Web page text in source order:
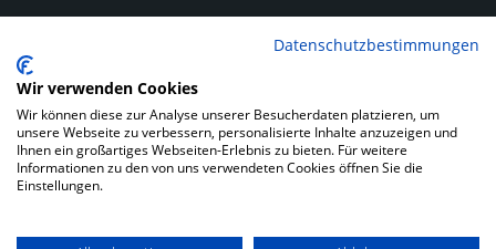
Hersteller. Irrtümer vorbehalten.
SOCIAL MEDIA
Datenschutzbestimmungen
Wir verwenden Cookies
Wir können diese zur Analyse unserer Besucherdaten platzieren, um
unsere Webseite zu verbessern, personalisierte Inhalte anzuzeigen und
Ihnen ein großartiges Webseiten-Erlebnis zu bieten. Für weitere
Informationen zu den von uns verwendeten Cookies öffnen Sie die
Einstellungen.